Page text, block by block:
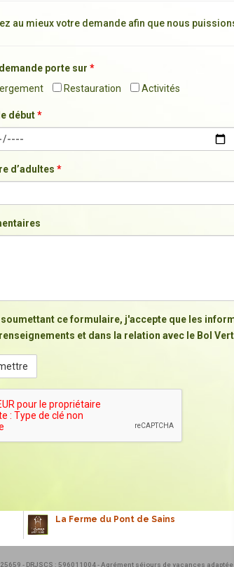
au mieux votre demande afin que nous
porte sur *
Restauration Activités
début*
d’adultes *
soumettant ce formulaire, j'accepte que les
et dans la relation avec le Bol
La Ferme du Pont de Sains
- DRJSCS : 596011004 - Agrément séjours de vacances